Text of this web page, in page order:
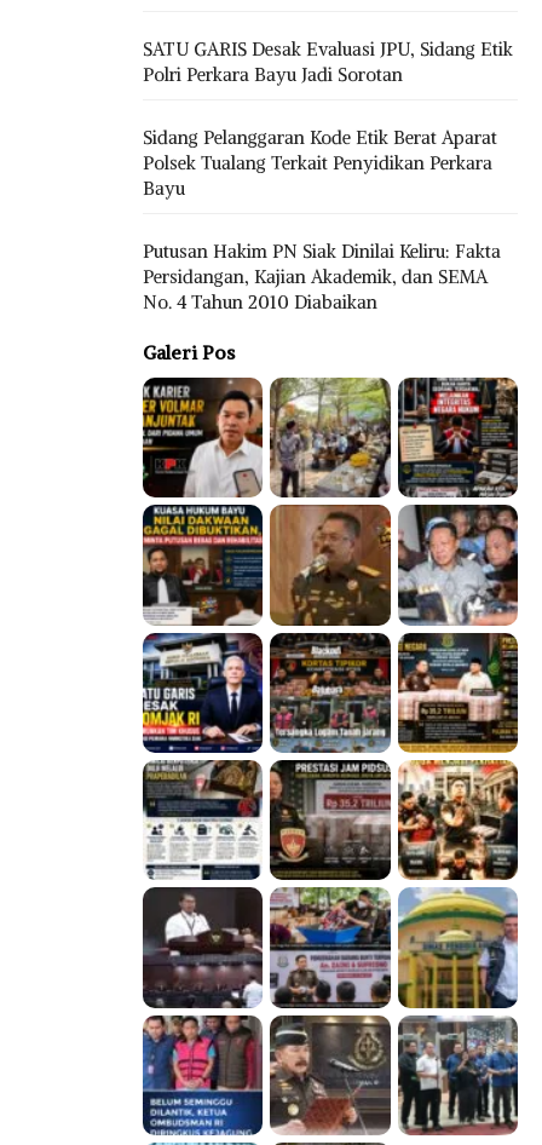
SATU GARIS Desak Evaluasi JPU, Sidang Etik
Polri Perkara Bayu Jadi Sorotan
Sidang Pelanggaran Kode Etik Berat Aparat
Polsek Tualang Terkait Penyidikan Perkara
Bayu
Putusan Hakim PN Siak Dinilai Keliru: Fakta
Persidangan, Kajian Akademik, dan SEMA
No. 4 Tahun 2010 Diabaikan
Galeri Pos